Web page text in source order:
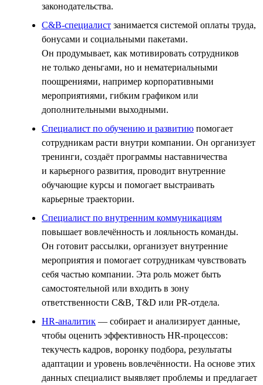
законодательства.
C&B-специалист занимается системой оплаты труда,
бонусами и социальными пакетами.
Он продумывает, как мотивировать сотрудников
не только деньгами, но и нематериальными
поощрениями, например корпоративными
мероприятиями, гибким графиком или
дополнительными выходными.
Специалист по обучению и развитию помогает
сотрудникам расти внутри компании. Он организует
тренинги, создаёт программы наставничества
и карьерного развития, проводит внутренние
обучающие курсы и помогает выстраивать
карьерные траектории.
Специалист по внутренним коммуникациям
повышает вовлечённость и лояльность команды.
Он готовит рассылки, организует внутренние
мероприятия и помогает сотрудникам чувствовать
себя частью компании. Эта роль может быть
самостоятельной или входить в зону
ответственности C&B, T&D или PR-отдела.
HR-аналитик — собирает и анализирует данные,
чтобы оценить эффективность HR-процессов:
текучесть кадров, воронку подбора, результаты
адаптации и уровень вовлечённости. На основе этих
данных специалист выявляет проблемы и предлагает